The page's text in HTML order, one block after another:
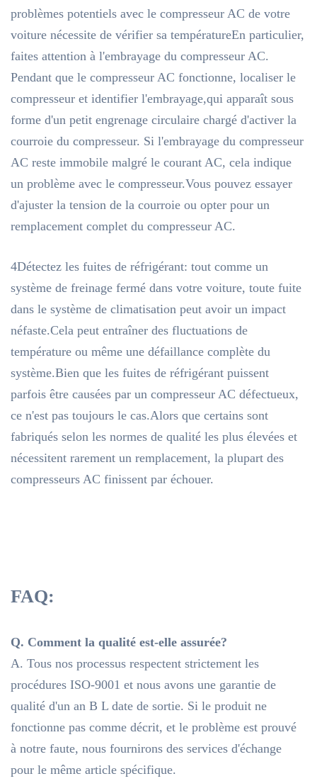
problèmes potentiels avec le compresseur AC de votre
voiture nécessite de vérifier sa températureEn particulier,
faites attention à l'embrayage du compresseur AC.
Pendant que le compresseur AC fonctionne, localiser le
compresseur et identifier l'embrayage,qui apparaît sous
forme d'un petit engrenage circulaire chargé d'activer la
courroie du compresseur. Si l'embrayage du compresseur
AC reste immobile malgré le courant AC, cela indique
un problème avec le compresseur.Vous pouvez essayer
d'ajuster la tension de la courroie ou opter pour un
remplacement complet du compresseur AC.
4Détectez les fuites de réfrigérant: tout comme un
système de freinage fermé dans votre voiture, toute fuite
dans le système de climatisation peut avoir un impact
néfaste.Cela peut entraîner des fluctuations de
température ou même une défaillance complète du
système.Bien que les fuites de réfrigérant puissent
parfois être causées par un compresseur AC défectueux,
ce n'est pas toujours le cas.Alors que certains sont
fabriqués selon les normes de qualité les plus élevées et
nécessitent rarement un remplacement, la plupart des
compresseurs AC finissent par échouer.
FAQ:
Q. Comment la qualité est-elle assurée?
A. Tous nos processus respectent strictement les
procédures ISO-9001 et nous avons une garantie de
qualité d'un an B L date de sortie. Si le produit ne
fonctionne pas comme décrit, et le problème est prouvé
à notre faute, nous fournirons des services d'échange
pour le même article spécifique.